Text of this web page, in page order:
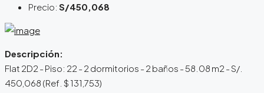
Precio: S/450,068
Descripción:
Flat 2D2 - Piso: 22 - 2 dormitorios - 2 baños - 58.08 m2 - S/.
450,068 (Ref. $ 131,753)